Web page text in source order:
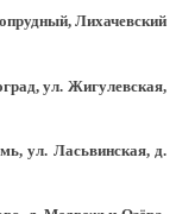
Лихачевский
ул. Жигулевская,
ул. Ласьвинская, д.